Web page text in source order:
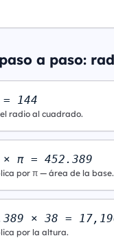
a paso:
= 144
radio al cuadrado.
× π = 452.389
por π — área de la base.
× 38 =
por la altura.